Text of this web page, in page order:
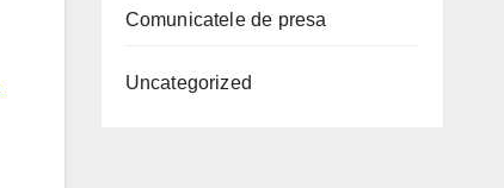
Comunicatele de presa
Uncategorized